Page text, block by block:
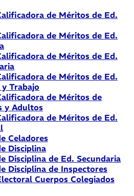
de Méritos de Ed.
de Méritos de Ed.
de Méritos de Ed.
de Méritos de Ed.
y Trabajo
de Méritos de
y Adultos
de Méritos de Ed.
Celadores
Disciplina
Disciplina de Ed. Secundaria
Disciplina de Inspectores
Cuerpos Colegiados